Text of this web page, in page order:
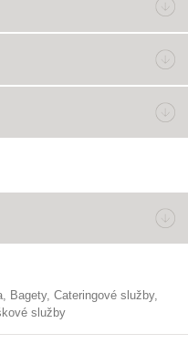
bagety
cateringové služby
služby